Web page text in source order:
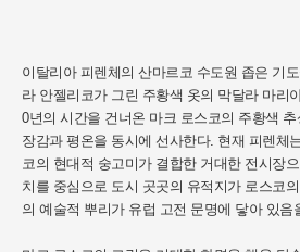
이탈리아 피렌체의 산마르코 수도원 좁은 기
라 안젤리코가 그린 주황색 옷의 막달라 마리
0년의 시간을 건너온 마크 로스코의 주황색
장감과 평온을 동시에 선사한다. 현재 피렌체
코의 현대적 숭고미가 결합한 거대한 전시장
치를 중심으로 도시 곳곳의 유적지가 로스코
의 예술적 뿌리가 유럽 고전 문명에 닿아 있음